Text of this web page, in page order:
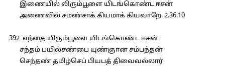
இணையில் லிரும்பூளை யிடங்கொண்ட ஈசன்
அணைவில் சமண்சாக் கியமாக் கியவாறே. 2.36.10
392 எந்தை யிரும்பூளை யிடங்கொண்ட ஈசன்
சந்தம் பயில்சண்பை யுண்ஞான சம்பந்தன்
செந்தண் தமிழ்செப் பியபத் திவைவல்லார்